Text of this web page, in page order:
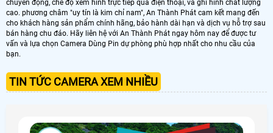
chuyển động, chế độ xem hình trực tiếp qua điện thoại, và ghi hình chất lượng
cao. phương châm "uy tín là kim chỉ nam", An Thành Phát cam kết mang đến
cho khách hàng sản phẩm chính hãng, bảo hành dài hạn và dịch vụ hỗ trợ sau
bán hàng chu đáo. Hãy liên hệ với An Thành Phát ngay hôm nay để được tư
vấn và lựa chọn Camera Dùng Pin dự phòng phù hợp nhất cho nhu cầu của
bạn.
TIN TỨC CAMERA XEM NHIỀU